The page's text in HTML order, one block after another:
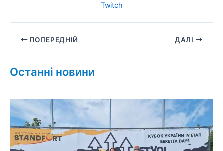
Twitch
ПОПЕРЕДНІЙ ДАЛІ
Останні новини